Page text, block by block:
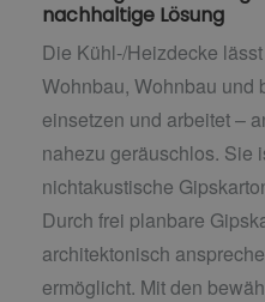
nachhaltige Lösung
Die Kühl-/Heizdecke
Wohnbau, Wohnbau und
einsetzen und arbeitet –
nahezu geräuschlos. Sie
nichtakustische
Durch frei planbare
architektonisch
ermöglicht. Mit den